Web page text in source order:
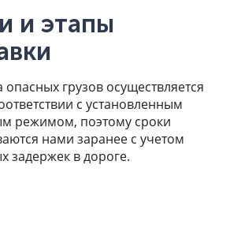
и этапы
опасных грузов осуществляется
с установленным
режимом, поэтому сроки
нами заранее с учетом
задержек в дороге.